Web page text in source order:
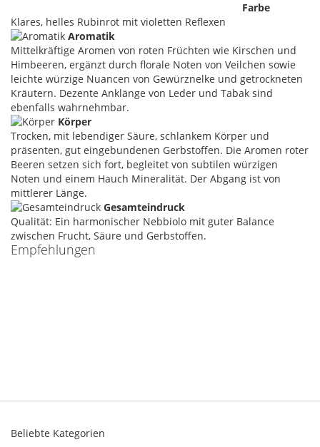
Farbe
Klares, helles Rubinrot mit violetten Reflexen
Aromatik
Mittelkräftige Aromen von roten Früchten wie Kirschen und
Himbeeren, ergänzt durch florale Noten von Veilchen sowie
leichte würzige Nuancen von Gewürznelke und getrockneten
Kräutern. Dezente Anklänge von Leder und Tabak sind
ebenfalls wahrnehmbar.
Körper
Trocken, mit lebendiger Säure, schlankem Körper und
präsenten, gut eingebundenen Gerbstoffen. Die Aromen roter
Beeren setzen sich fort, begleitet von subtilen würzigen
Noten und einem Hauch Mineralität. Der Abgang ist von
mittlerer Länge.
Gesamteindruck
Qualität: Ein harmonischer Nebbiolo mit guter Balance
zwischen Frucht, Säure und Gerbstoffen.
Empfehlungen
Beliebte Kategorien